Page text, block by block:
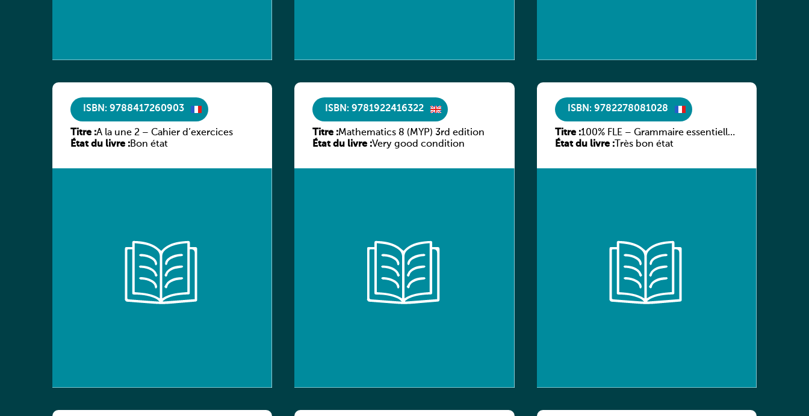
ISBN: 9788417260903
Titre :A la une 2 – Cahier d’exercices
État du livre :Bon état
ISBN: 9781922416322
Titre :Mathematics 8 (MYP) 3rd edition
État du livre :Very good condition
ISBN: 9782278081028
Titre :100% FLE – Grammaire essentielle
du français A2 – Livre + CD
État du livre :Très bon état